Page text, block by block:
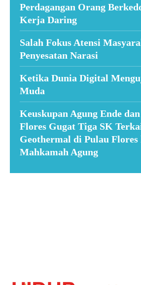
Perdagangan Orang
Kerja Daring
Salah Fokus Atensi
Penyesatan Narasi
Ketika Dunia Digital
Muda
Keuskupan Agung Ende
Flores Gugat Tiga SK
Geothermal di Pulau Flores
Mahkamah Agung